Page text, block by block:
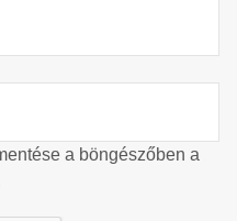
a böngészőben a